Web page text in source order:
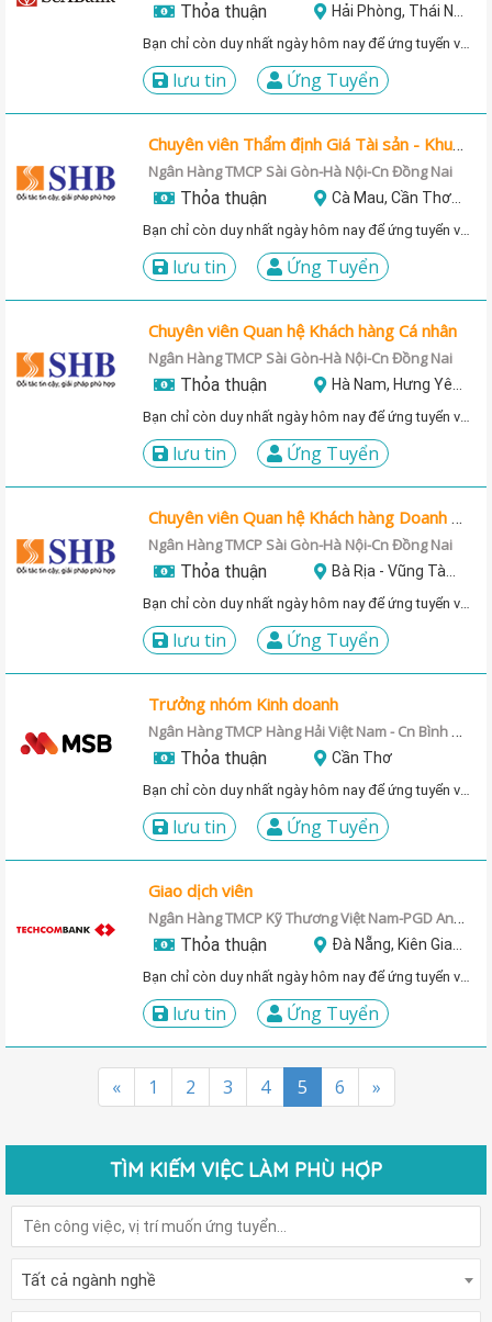
Thỏa thuận Hải Phòng, Thái Nguyên, Vĩnh Phúc, Thanh Hóa, Bắc Ninh
Bạn chỉ còn duy nhất ngày hôm nay để ứng tuyển vị trí này!
lưu tin Ứng Tuyển
Chuyên viên Thẩm định Giá Tài sản - Khu vực Miền Nam
Ngân Hàng TMCP Sài Gòn-Hà Nội-Cn Đồng Nai
Thỏa thuận Cà Mau, Cần Thơ, Kiên Giang, Sóc Trăng
Bạn chỉ còn duy nhất ngày hôm nay để ứng tuyển vị trí này!
lưu tin Ứng Tuyển
Chuyên viên Quan hệ Khách hàng Cá nhân
Ngân Hàng TMCP Sài Gòn-Hà Nội-Cn Đồng Nai
Thỏa thuận Hà Nam, Hưng Yên, Lào Cai, Nam Định, Vĩnh Phúc
Bạn chỉ còn duy nhất ngày hôm nay để ứng tuyển vị trí này!
lưu tin Ứng Tuyển
Chuyên viên Quan hệ Khách hàng Doanh nghiệp
Ngân Hàng TMCP Sài Gòn-Hà Nội-Cn Đồng Nai
Thỏa thuận Bà Rịa - Vũng Tàu, Bình Dương, Cần Thơ, Tây Ninh, Tiền Giang
Bạn chỉ còn duy nhất ngày hôm nay để ứng tuyển vị trí này!
lưu tin Ứng Tuyển
Trưởng nhóm Kinh doanh
Ngân Hàng TMCP Hàng Hải Việt Nam - Cn Bình Dương
Thỏa thuận
Cần Thơ
Bạn chỉ còn duy nhất ngày hôm nay để ứng tuyển vị trí này!
lưu tin Ứng Tuyển
Giao dịch viên
Ngân Hàng TMCP Kỹ Thương Việt Nam-PGD An Đông
Thỏa thuận
Đà Nẵng, Kiên Giang, Đồng Tháp, Cần Thơ, Tiền Giang
Bạn chỉ còn duy nhất ngày hôm nay để ứng tuyển vị trí này!
lưu tin Ứng Tuyển
« 1 2 3 4 5 6 »
TÌM KIẾM VIỆC LÀM PHÙ HỢP
Tất cả ngành nghề